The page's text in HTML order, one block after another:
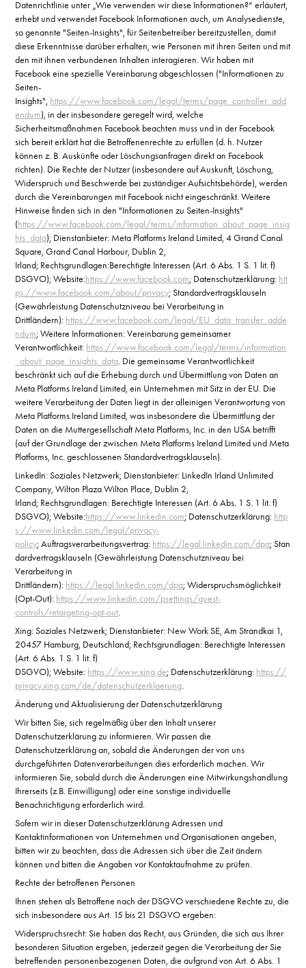
Datenrichtlinie unter „Wie verwenden wir diese Informationen?“ erläutert,
erhebt und verwendet Facebook Informationen auch, um Analysedienste,
so genannte "Seiten-Insights", für Seitenbetreiber bereitzustellen, damit
diese Erkenntnisse darüber erhalten, wie Personen mit ihren Seiten und mit
den mit ihnen verbundenen Inhalten interagieren. Wir haben mit
Facebook eine spezielle Vereinbarung abgeschlossen ("Informationen zu
Seiten-
Insights", https://www.facebook.com/legal/terms/page_controller_add
endum), in der insbesondere geregelt wird, welche
Sicherheitsmaßnahmen Facebook beachten muss und in der Facebook
sich bereit erklärt hat die Betroffenenrechte zu erfüllen (d. h. Nutzer
können z. B. Auskünfte oder Löschungsanfragen direkt an Facebook
richten). Die Rechte der Nutzer (insbesondere auf Auskunft, Löschung,
Widerspruch und Beschwerde bei zuständiger Aufsichtsbehörde), werden
durch die Vereinbarungen mit Facebook nicht eingeschränkt. Weitere
Hinweise finden sich in den "Informationen zu Seiten-Insights"
(https://www.facebook.com/legal/terms/information_about_page_insig
hts_data); Dienstanbieter: Meta Platforms Ireland Limited, 4 Grand Canal
Square, Grand Canal Harbour, Dublin 2,
Irland; Rechtsgrundlagen:Berechtigte Interessen (Art. 6 Abs. 1 S. 1 lit. f)
DSGVO); Website:https://www.facebook.com; Datenschutzerklärung: htt
ps://www.facebook.com/about/privacy; Standardvertragsklauseln
(Gewährleistung Datenschutzniveau bei Verarbeitung in
Drittländern): https://www.facebook.com/legal/EU_data_transfer_adde
ndum; Weitere Informationen: Vereinbarung gemeinsamer
Verantwortlichkeit: https://www.facebook.com/legal/terms/information
_about_page_insights_data. Die gemeinsame Verantwortlichkeit
beschränkt sich auf die Erhebung durch und Übermittlung von Daten an
Meta Platforms Ireland Limited, ein Unternehmen mit Sitz in der EU. Die
weitere Verarbeitung der Daten liegt in der alleinigen Verantwortung von
Meta Platforms Ireland Limited, was insbesondere die Übermittlung der
Daten an die Muttergesellschaft Meta Platforms, Inc. in den USA betrifft
(auf der Grundlage der zwischen Meta Platforms Ireland Limited und Meta
Platforms, Inc. geschlossenen Standardvertragsklauseln).
LinkedIn: Soziales Netzwerk; Dienstanbieter: LinkedIn Irland Unlimited
Company, Wilton Plaza Wilton Place, Dublin 2,
Irland; Rechtsgrundlagen: Berechtigte Interessen (Art. 6 Abs. 1 S. 1 lit. f)
DSGVO); Website:https://www.linkedin.com; Datenschutzerklärung: http
s://www.linkedin.com/legal/privacy-
policy; Auftragsverarbeitungsvertrag: https://legal.linkedin.com/dpa; Stan
dardvertragsklauseln (Gewährleistung Datenschutzniveau bei
Verarbeitung in
Drittländern): https://legal.linkedin.com/dpa; Widerspruchsmöglichkeit
(Opt-Out): https://www.linkedin.com/psettings/guest-
controls/retargeting-opt-out.
Xing: Soziales Netzwerk; Dienstanbieter: New Work SE, Am Strandkai 1,
20457 Hamburg, Deutschland; Rechtsgrundlagen: Berechtigte Interessen
(Art. 6 Abs. 1 S. 1 lit. f)
DSGVO); Website: https://www.xing.de; Datenschutzerklärung: https://
privacy.xing.com/de/datenschutzerklaerung.
Änderung und Aktualisierung der Datenschutzerklärung
Wir bitten Sie, sich regelmäßig über den Inhalt unserer
Datenschutzerklärung zu informieren. Wir passen die
Datenschutzerklärung an, sobald die Änderungen der von uns
durchgeführten Datenverarbeitungen dies erforderlich machen. Wir
informieren Sie, sobald durch die Änderungen eine Mitwirkungshandlung
Ihrerseits (z.B. Einwilligung) oder eine sonstige individuelle
Benachrichtigung erforderlich wird.
Sofern wir in dieser Datenschutzerklärung Adressen und
Kontaktinformationen von Unternehmen und Organisationen angeben,
bitten wir zu beachten, dass die Adressen sich über die Zeit ändern
können und bitten die Angaben vor Kontaktaufnahme zu prüfen.
Rechte der betroffenen Personen
Ihnen stehen als Betroffene nach der DSGVO verschiedene Rechte zu, die
sich insbesondere aus Art. 15 bis 21 DSGVO ergeben:
Widerspruchsrecht: Sie haben das Recht, aus Gründen, die sich aus Ihrer
besonderen Situation ergeben, jederzeit gegen die Verarbeitung der Sie
betreffenden personenbezogenen Daten, die aufgrund von Art. 6 Abs. 1